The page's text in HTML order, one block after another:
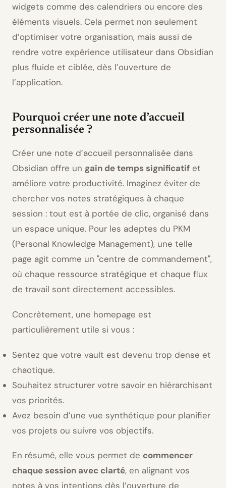
widgets comme des calendriers ou encore des
éléments visuels. Cela permet non seulement
d’optimiser votre organisation, mais aussi de
rendre votre expérience utilisateur dans Obsidian
plus fluide et ciblée, dès l’ouverture de
l’application.
Pourquoi créer une note d’accueil
personnalisée ?
Créer une note d’accueil personnalisée dans
Obsidian offre un gain de temps significatif et
améliore votre productivité. Imaginez éviter de
chercher vos notes stratégiques à chaque
session : tout est à portée de clic, organisé dans
un espace unique. Pour les adeptes du PKM
(Personal Knowledge Management), une telle
page agit comme un centre de commandement ,
où chaque ressource stratégique et chaque flux
de travail sont directement accessibles.
Concrètement, une homepage est
particulièrement utile si vous :
Sentez que votre vault est devenu trop dense et
chaotique.
Souhaitez structurer votre savoir en hiérarchisant
vos priorités.
Avez besoin d’une vue synthétique pour planifier
vos projets ou suivre vos objectifs.
En résumé, elle vous permet de commencer
chaque session avec clarté, en alignant vos
notes à vos intentions dès l’ouverture de